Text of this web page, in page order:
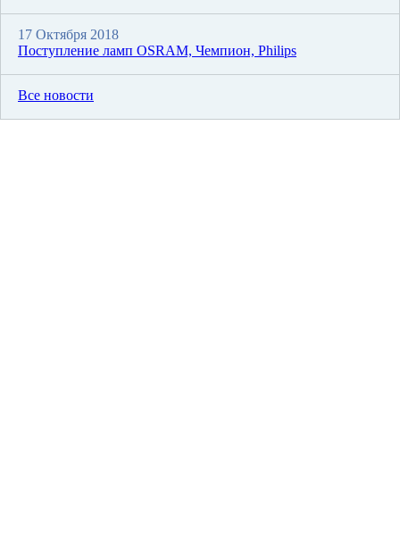
17 Октября 2018
Поступление ламп OSRAM, Чемпион, Philips
Все новости